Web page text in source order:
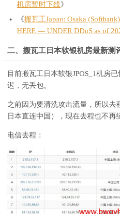
机房暂时下线》
《搬瓦工Japan: Osaka
HERE — UNDER DDoS as of
二、搬瓦工日本软银机房最新测
目前搬瓦工日本软银JPOS_1机房
迟，无丢包。
之前因为要清洗攻击流量，所以去
日本直连中国），现在去程也不再
电信去程：